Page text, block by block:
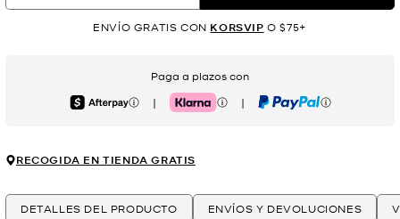
ENVÍO GRATIS CON KORSVIP O $75+
Paga a plazos con
Afterpay | Klarna | PayPal
RECOGIDA EN TIENDA GRATIS
DETALLES DEL PRODUCTO ENVÍOS Y DEVOLUCIONES